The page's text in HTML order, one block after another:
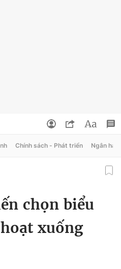
Chính sách - Phát triển Ngân
chọn biểu
xuống